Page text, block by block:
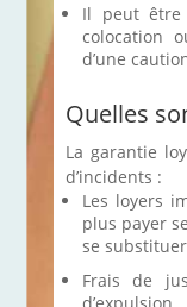
Il peut
colocation
d’une
Quelles
La garantie
d’incidents :
Les loyers
plus payer
se
Frais de